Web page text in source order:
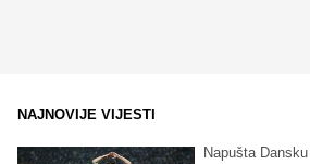
NAJNOVIJE VIJESTI
Napušta Dansku